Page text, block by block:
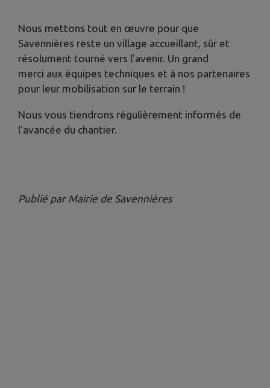
​Nous mettons tout en œuvre pour que
Savennières reste un village accueillant, sûr et
résolument tourné vers l'avenir. Un grand
merci aux équipes techniques et à nos partenaires
pour leur mobilisation sur le terrain !
​Nous vous tiendrons régulièrement informés de
l'avancée du chantier.
Publié par Mairie de Savennières